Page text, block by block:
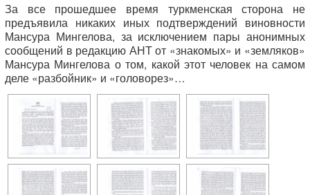
За все прошедшее время туркменская сторона не
предъявила никаких иных подтверждений виновности
Мансура Мингелова, за исключением пары анонимных
сообщений в редакцию АНТ от «знакомых» и «земляков»
Мансура Мингелова о том, какой этот человек на самом
деле «разбойник» и «головорез»…